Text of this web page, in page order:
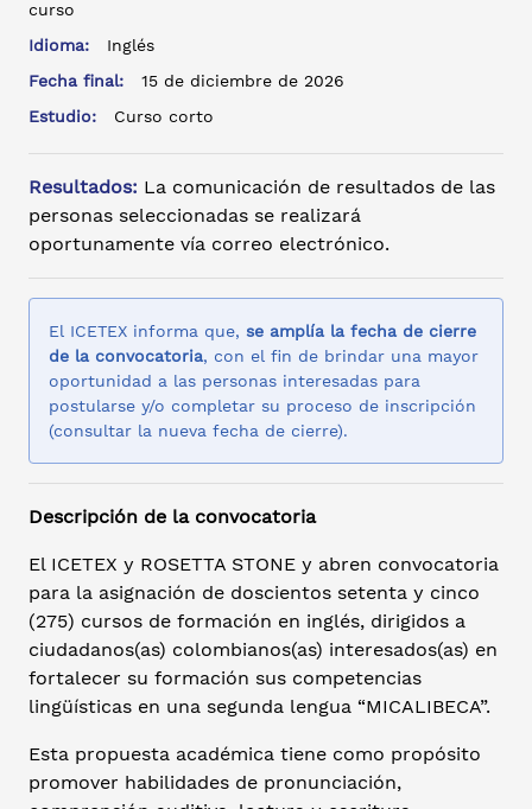
curso
Idioma:
Inglés
Fecha final:
15 de diciembre de 2026
Estudio:
Curso corto
Resultados: La comunicación de resultados de las
personas seleccionadas se realizará
oportunamente vía correo electrónico.
El ICETEX informa que, se amplía la fecha de cierre
de la convocatoria, con el fin de brindar una mayor
oportunidad a las personas interesadas para
postularse y/o completar su proceso de inscripción
(consultar la nueva fecha de cierre).
Descripción de la convocatoria
El ICETEX y ROSETTA STONE y abren convocatoria
para la asignación de doscientos setenta y cinco
(275) cursos de formación en inglés, dirigidos a
ciudadanos(as) colombianos(as) interesados(as) en
fortalecer su formación sus competencias
lingüísticas en una segunda lengua “MICALIBECA”.
Esta propuesta académica tiene como propósito
promover habilidades de pronunciación,